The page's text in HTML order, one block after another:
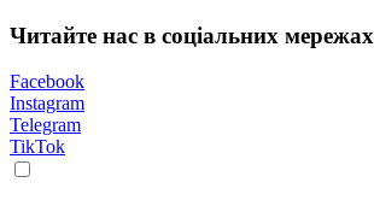
Читайте нас в соціальних мережах
Facebook
Instagram
Telegram
TikTok